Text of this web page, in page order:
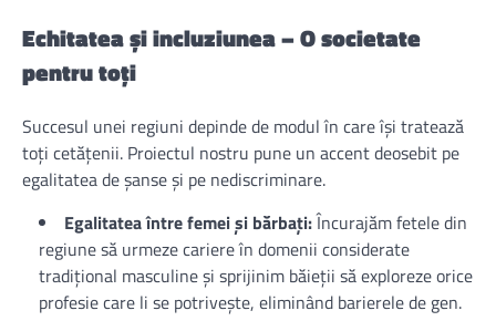
Echitatea și incluziunea – O societate
pentru toți
Succesul unei regiuni depinde de modul în care își tratează
toți cetățenii. Proiectul nostru pune un accent deosebit pe
egalitatea de șanse și pe nediscriminare.
Egalitatea între femei și bărbați:Încurajăm fetele din
regiune să urmeze cariere în domenii considerate
tradițional masculine și sprijinim băieții să exploreze orice
profesie care li se potrivește, eliminând barierele de gen.